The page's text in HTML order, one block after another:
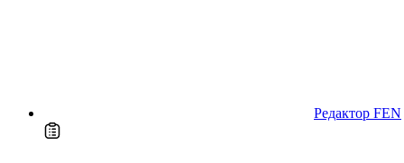
Редактор FEN